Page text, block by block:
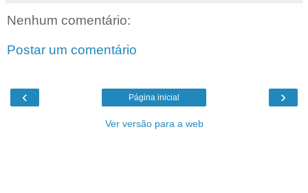
Nenhum comentário:
Postar um comentário
‹ ›
Página inicial
Ver versão para a web